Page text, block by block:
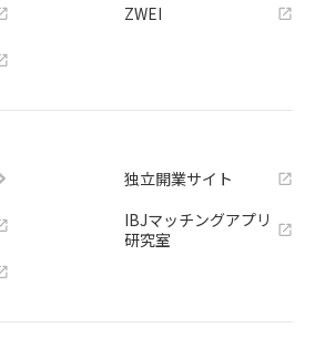
ZWEI
独立開業サイト
IBJマッチングアプリ
研究室